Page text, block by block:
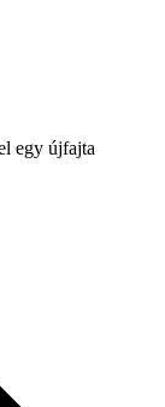
egy újfajta